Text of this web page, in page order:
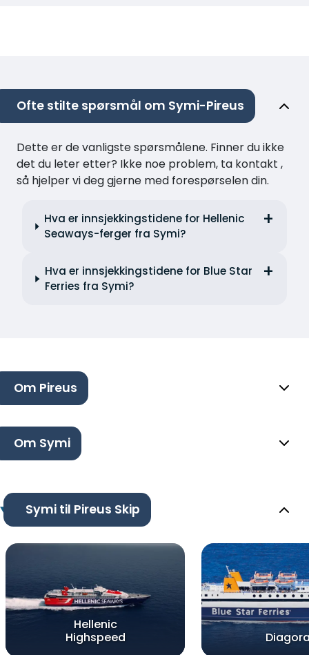
Ofte stilte spørsmål om Symi-Pireus
Dette er de vanligste spørsmålene. Finner du ikke
det du leter etter? Ikke noe problem, ta kontakt ,
så hjelper vi deg gjerne med forespørselen din.
Hva er innsjekkingstidene for Hellenic
Seaways-ferger fra Symi?
Hva er innsjekkingstidene for Blue Star
Ferries fra Symi?
Om Pireus
Om Symi
Symi til Pireus Skip
Hellenic
Highspeed